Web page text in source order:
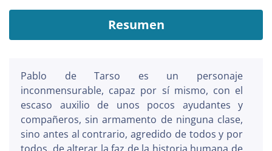
Resumen
Pablo de Tarso es un personaje
inconmensurable, capaz por sí mismo, con el
escaso auxilio de unos pocos ayudantes y
compañeros, sin armamento de ninguna clase,
sino antes al contrario, agredido de todos y por